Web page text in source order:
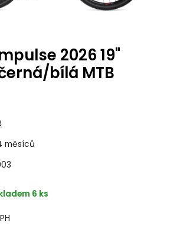
2026 19"
bílá MTB
měsíců
6 ks